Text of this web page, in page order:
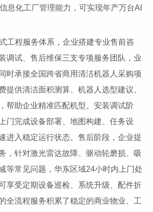
息化工厂管理能力，可实现年产万台AI
程服务体系，企业搭建专业售前咨
调试、售后维保三支专项服务团队，业
时承接全国跨省商用清洁机器人采购项
提供清洁面积测算、机器人选型建议、
帮助企业精准匹配机型。安装调试阶
门完成设备部署、地图构建、任务设
进入稳定运行状态。售后阶段，企业提
，针对激光雷达故障、驱动轮磨损、吸
等常见问题，华东区域24小时内上门处
享受定期设备巡检、系统升级、配件折
全流程服务积累了稳定的商业物业、工